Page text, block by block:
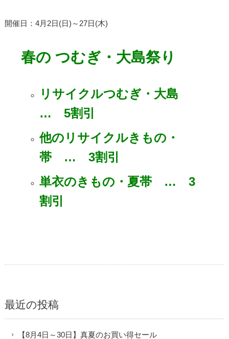
開催日：4月2日(日)～27日(木)
春の つむぎ・大島祭り
リサイクルつむぎ・大島
… 5割引
他のリサイクルきもの・
帯 … 3割引
単衣のきもの・夏帯 … 3
割引
最近の投稿
【8月4日～30日】真夏のお買い得セール